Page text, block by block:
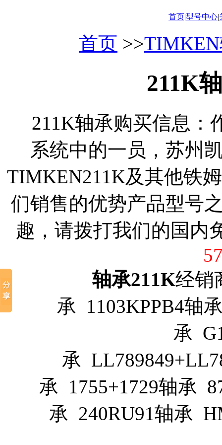
首页|型号中心|
首页 >>
211K
211K轴承购买信息：
系统中的一员，苏州
TIMKEN211K及其他铁
们销售的优势产品型号
趣，请拨打我们的国内
轴承211K经销
承 1103KPPB4轴
承
承
承 1755+1729轴承
承 240RU91轴承